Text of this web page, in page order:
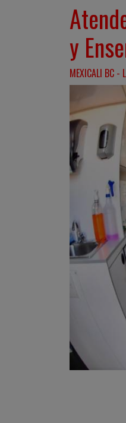
y
MEXICALI BC -